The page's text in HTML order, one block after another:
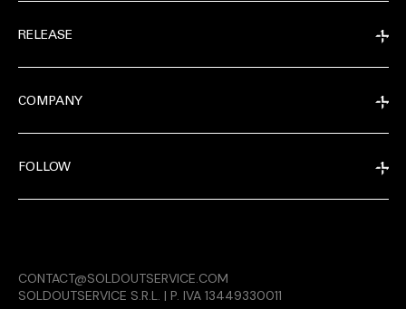
RELEASE
RELEASE
COMPANY
FOLLOW
CONTACT@SOLDOUTSERVICE.COM
SOLDOUTSERVICE S.R.L. | P. IVA 13449330011